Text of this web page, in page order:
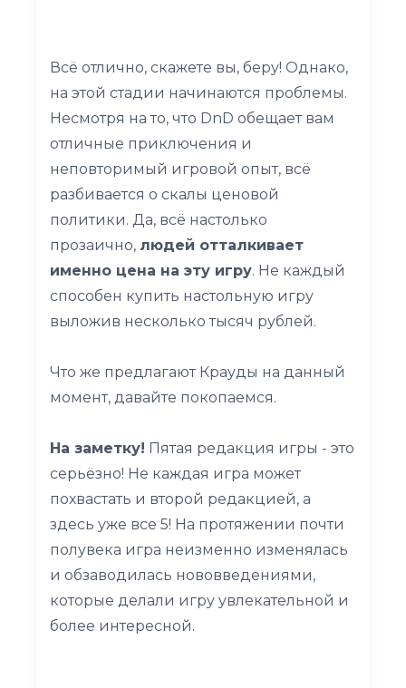
Всё отлично, скажете вы, беру! Однако,
на этой стадии начинаются проблемы.
Несмотря на то, что DnD обещает вам
отличные приключения и
неповторимый игровой опыт, всё
разбивается о скалы ценовой
политики. Да, всё настолько
прозаично, людей отталкивает
именно цена на эту игру. Не каждый
способен купить настольную игру
выложив несколько тысяч рублей.
Что же предлагают Крауды на данный
момент, давайте покопаемся.
На заметку! Пятая редакция игры - это
серьёзно! Не каждая игра может
похвастать и второй редакцией, а
здесь уже все 5! На протяжении почти
полувека игра неизменно изменялась
и обзаводилась нововведениями,
которые делали игру увлекательной и
более интересной.